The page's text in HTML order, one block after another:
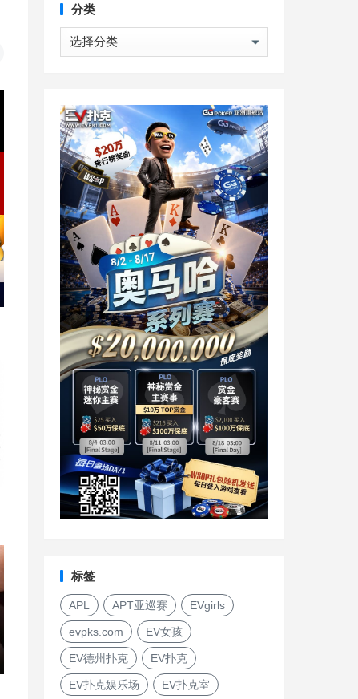
分类
分
类
标签
APL APT亚巡赛 EVgirls
evpks.com EV女孩
EV德州扑克 EV扑克
EV扑克娱乐场 EV扑克室